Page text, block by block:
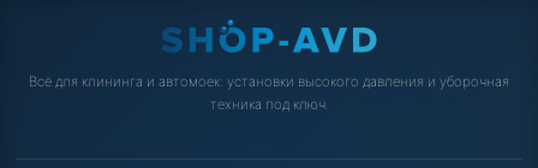
Всё для клининга и автомоек: установки высокого давления и уборочная
техника под ключ.